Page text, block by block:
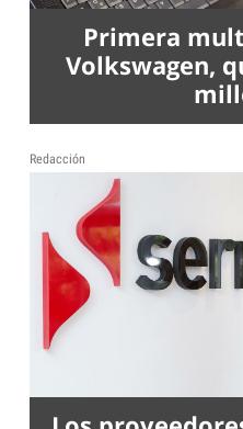
Primera
Volkswagen,
Redacción